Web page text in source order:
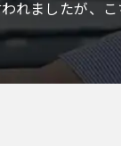
れましたが、